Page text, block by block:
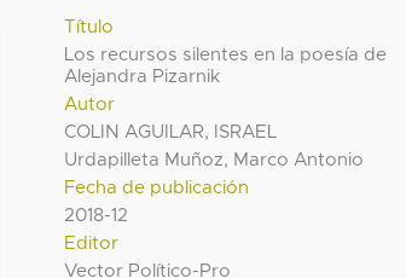
Título
Los recursos silentes en la poesía de
Alejandra Pizarnik
Autor
COLIN AGUILAR, ISRAEL
Urdapilleta Muñoz, Marco Antonio
Fecha de publicación
2018-12
Editor
Vector Político-Pro